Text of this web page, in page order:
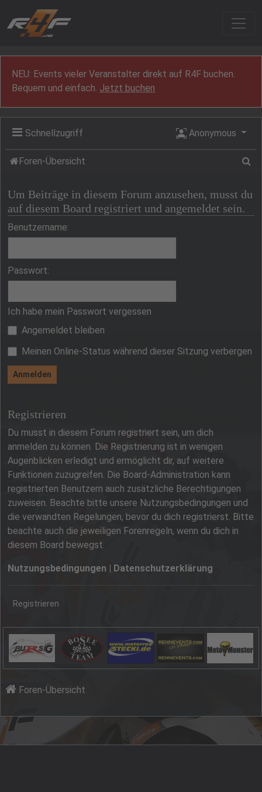
NEU: Events vieler Veranstalter direkt auf R4F buchen.
Bequem und einfach. Jetzt buchen
Schnellzugriff Anonymous
Foren-Übersicht
Um Beiträge in diesem Forum anzusehen, musst du
auf diesem Board registriert und angemeldet sein.
Benutzername:
Passwort:
Ich habe mein Passwort vergessen
Angemeldet bleiben
Meinen Online-Status während dieser Sitzung verbergen
Registrieren
Du musst in diesem Forum registriert sein, um dich
anmelden zu können. Die Registrierung ist in wenigen
Augenblicken erledigt und ermöglicht dir, auf weitere
Funktionen zuzugreifen. Die Board-Administration kann
registrierten Benutzern auch zusätzliche Berechtigungen
zuweisen. Beachte bitte unsere Nutzungsbedingungen und
die verwandten Regelungen, bevor du dich registrierst. Bitte
beachte auch die jeweiligen Forenregeln, wenn du dich in
diesem Board bewegst.
Nutzungsbedingungen | Datenschutzerklärung
Registrieren
Foren-Übersicht